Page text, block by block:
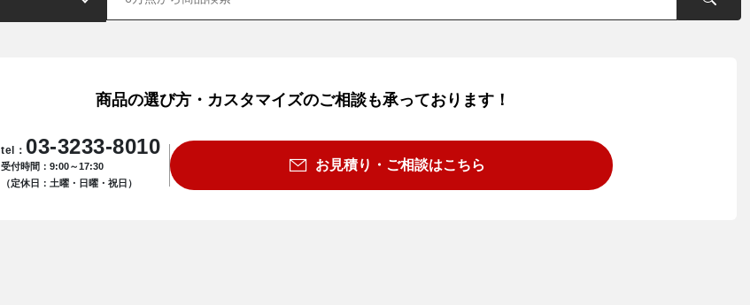
商品の選び方・カスタマイズのご相談も承っております！
tel： 03-3233-8010
受付時間：9:00～17:30
（定休日：土曜・日曜・祝日）
お見積り・ご相談はこちら